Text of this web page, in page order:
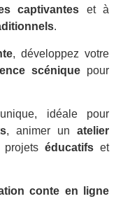
captivantes et à
.
, développez votre
scénique pour
idéale pour
, animer unatelier
éducatifset
conte en ligne